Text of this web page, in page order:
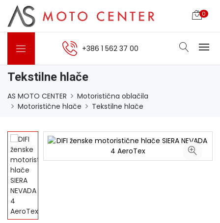
0
+386 1 562 37 00
Tekstilne hlače
AS MOTO CENTER
Motoristična oblačila
Motoristične hlače
Tekstilne hlače